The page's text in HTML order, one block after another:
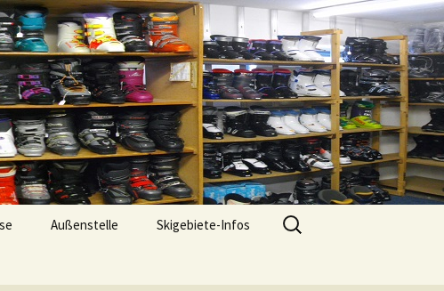
Außenstelle Skigebiete-Infos
Suchen
nach: